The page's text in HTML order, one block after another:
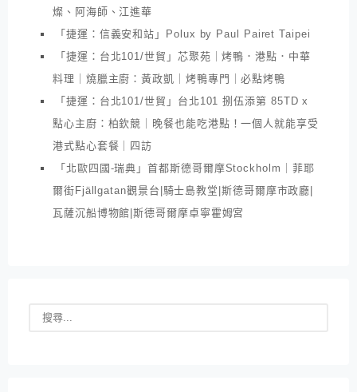
燦、阿海師、江進華
「捷運：信義安和站」Polux by Paul Pairet Taipei
「捷運：台北101/世貿」芯聚苑｜烤鴨．港點．中華
料理｜燒臘主廚：黃政凱｜烤鴨專門｜必點烤鴨
「捷運：台北101/世貿」台北101 捌伍添第 85TD x
點心主廚：柏欽競｜晚餐也能吃港點！一個人就能享受
港式點心套餐｜四訪
「北歐四國-瑞典」首都斯德哥爾摩Stockholm｜菲耶
爾街Fjällgatan觀景台|騎士島教堂|斯德哥爾摩市政廳|
瓦薩沉船博物館|斯德哥爾摩卓寧霍姆宮